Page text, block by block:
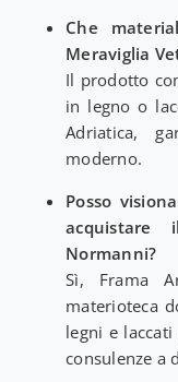
Che
Meraviglia
Il prodotto
in legno o
Adriatica,
moderno.
Posso
Normanni?
Sì, Frama
materioteca
legni e
consulenze a